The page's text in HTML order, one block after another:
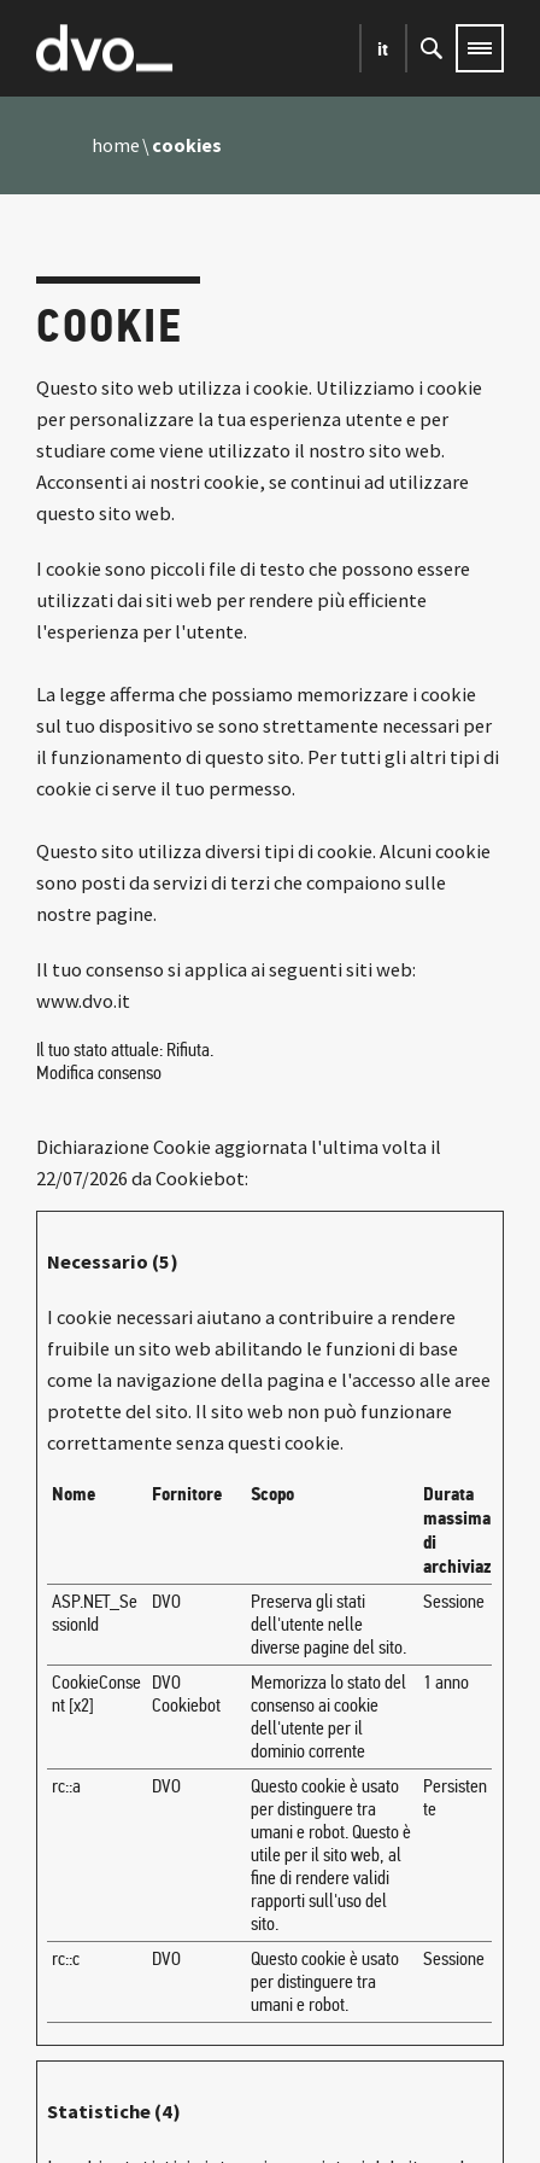
it
home cookies
COOKIE
Questo sito web utilizza i cookie. Utilizziamo i cookie
per personalizzare la tua esperienza utente e per
studiare come viene utilizzato il nostro sito web.
Acconsenti ai nostri cookie, se continui ad utilizzare
questo sito web.
I cookie sono piccoli file di testo che possono essere
utilizzati dai siti web per rendere più efficiente
l'esperienza per l'utente.
La legge afferma che possiamo memorizzare i cookie
sul tuo dispositivo se sono strettamente necessari per
il funzionamento di questo sito. Per tutti gli altri tipi di
cookie ci serve il tuo permesso.
Questo sito utilizza diversi tipi di cookie. Alcuni cookie
sono posti da servizi di terzi che compaiono sulle
nostre pagine.
Il tuo consenso si applica ai seguenti siti web:
www.dvo.it
Il tuo stato attuale: Rifiuta.
Modifica consenso
Dichiarazione Cookie aggiornata l'ultima volta il
22/07/2026 daCookiebot:
Necessario (5)
I cookie necessari aiutano a contribuire a rendere
fruibile un sito web abilitando le funzioni di base
come la navigazione della pagina e l'accesso alle aree
protette del sito. Il sito web non può funzionare
correttamente senza questi cookie.
Nome Fornitore Scopo
Durata
massima
di
archiviazione
ASP.NET_Se
ssionId
DVO
Preserva gli stati
dell'utente nelle
diverse pagine del sito.
Sessione
CookieConse
nt [x2]
DVO
Cookiebot
Memorizza lo stato del
consenso ai cookie
dell'utente per il
dominio corrente
1 anno
rc::a DVO
Questo cookie è usato
per distinguere tra
umani e robot. Questo è
utile per il sito web, al
fine di rendere validi
rapporti sull'uso del
sito.
Persisten
te
rc::c DVO
Questo cookie è usato
per distinguere tra
umani e robot.
Sessione
Statistiche (4)